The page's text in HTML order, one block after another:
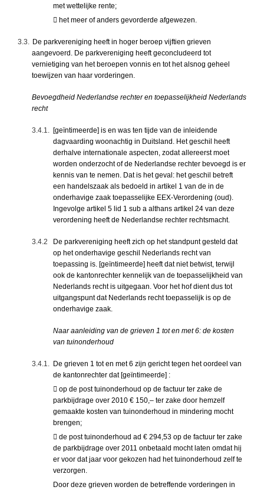
met wettelijke rente;
 het meer of anders gevorderde afgewezen.
3.3. De parkvereniging heeft in hoger beroep vijftien grieven
aangevoerd. De parkvereniging heeft geconcludeerd tot
vernietiging van het beroepen vonnis en tot het alsnog geheel
toewijzen van haar vorderingen.
Bevoegdheid Nederlandse rechter en toepasselijkheid Nederlands
recht
3.4.1. [geïntimeerde] is en was ten tijde van de inleidende
dagvaarding woonachtig in Duitsland. Het geschil heeft
derhalve internationale aspecten, zodat allereerst moet
worden onderzocht of de Nederlandse rechter bevoegd is er
kennis van te nemen. Dat is het geval: het geschil betreft
een handelszaak als bedoeld in artikel 1 van de in de
onderhavige zaak toepasselijke EEX-Verordening (oud).
Ingevolge artikel 5 lid 1 sub a althans artikel 24 van deze
verordening heeft de Nederlandse rechter rechtsmacht.
3.4.2
De parkvereniging heeft zich op het standpunt gesteld dat
op het onderhavige geschil Nederlands recht van
toepassing is. [geïntimeerde] heeft dat niet betwist, terwijl
ook de kantonrechter kennelijk van de toepasselijkheid van
Nederlands recht is uitgegaan. Voor het hof dient dus tot
uitgangspunt dat Nederlands recht toepasselijk is op de
onderhavige zaak.
Naar aanleiding van de grieven 1 tot en met 6: de kosten
van tuinonderhoud
3.4.1. De grieven 1 tot en met 6 zijn gericht tegen het oordeel van
de kantonrechter dat [geïntimeerde] :
 op de post tuinonderhoud op de factuur ter zake de
parkbijdrage over 2010 € 150,– ter zake door hemzelf
gemaakte kosten van tuinonderhoud in mindering mocht
brengen;
 de post tuinonderhoud ad € 294,53 op de factuur ter zake
de parkbijdrage over 2011 onbetaald mocht laten omdat hij
er voor dat jaar voor gekozen had het tuinonderhoud zelf te
verzorgen.
Door deze grieven worden de betreffende vorderingen in